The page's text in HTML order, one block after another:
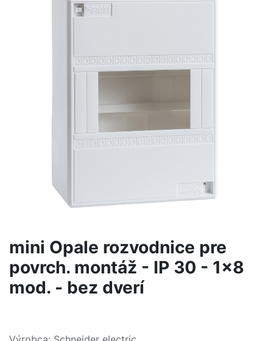
mini Opale rozvodnice pre
povrch. montáž - IP 30 - 1x8
mod. - bez dverí